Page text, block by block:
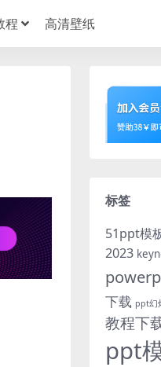
程 高清壁纸
标签
51ppt模
2023
下载 ppt幻
教程下
ppt